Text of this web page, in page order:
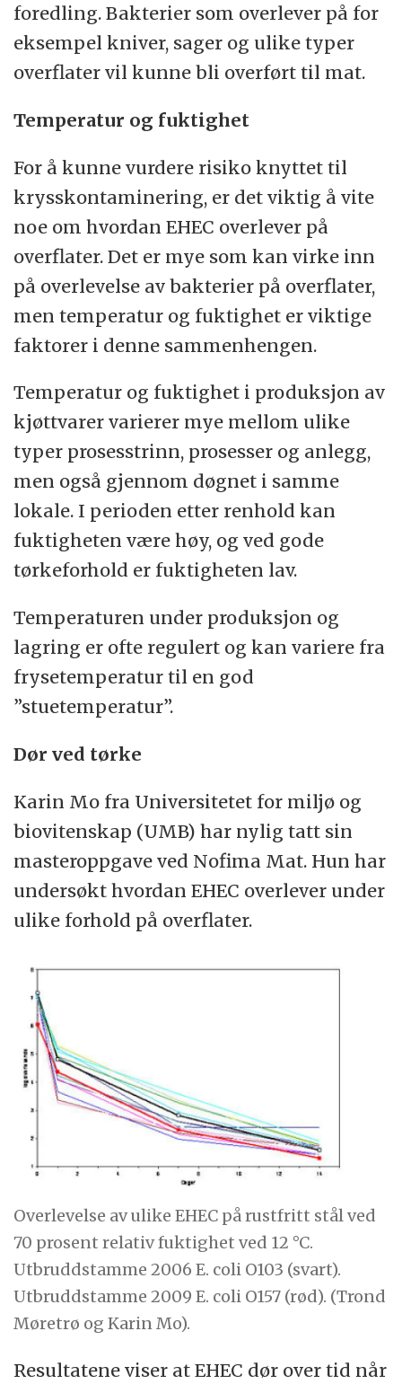
foredling. Bakterier som overlever på for
eksempel kniver, sager og ulike typer
overflater vil kunne bli overført til mat.
Temperatur og fuktighet
For å kunne vurdere risiko knyttet til
krysskontaminering, er det viktig å vite
noe om hvordan EHEC overlever på
overflater. Det er mye som kan virke inn
på overlevelse av bakterier på overflater,
men temperatur og fuktighet er viktige
faktorer i denne sammenhengen.
Temperatur og fuktighet i produksjon av
kjøttvarer varierer mye mellom ulike
typer prosesstrinn, prosesser og anlegg,
men også gjennom døgnet i samme
lokale. I perioden etter renhold kan
fuktigheten være høy, og ved gode
tørkeforhold er fuktigheten lav.
Temperaturen under produksjon og
lagring er ofte regulert og kan variere fra
frysetemperatur til en god
”stuetemperatur”.
Dør ved tørke
Karin Mo fra Universitetet for miljø og
biovitenskap (UMB) har nylig tatt sin
masteroppgave ved Nofima Mat. Hun har
undersøkt hvordan EHEC overlever under
ulike forhold på overflater.
Overlevelse av ulike EHEC på rustfritt stål ved
70 prosent relativ fuktighet ved 12 °C.
Utbruddstamme 2006 E. coli O103 (svart).
Utbruddstamme 2009 E. coli O157 (rød). (Trond
Møretrø og Karin Mo).
Resultatene viser at EHEC dør over tid når